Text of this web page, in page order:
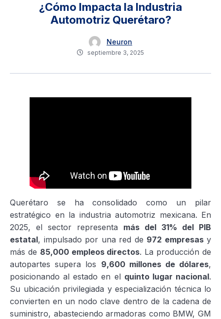
¿Cómo Impacta la Industria
Automotriz Querétaro?
Neuron
septiembre 3, 2025
Querétaro se ha consolidado como un pilar
estratégico en la industria automotriz mexicana. En
2025, el sector representa más del 31% del PIB
estatal, impulsado por una red de 972 empresasy
más de 85,000 empleos directos. La producción de
autopartes supera los 9,600 millones de dólares,
posicionando al estado en el quinto lugar nacional.
Su ubicación privilegiada y especialización técnica lo
convierten en un nodo clave dentro de la cadena de
suministro, abasteciendo armadoras como BMW, GM